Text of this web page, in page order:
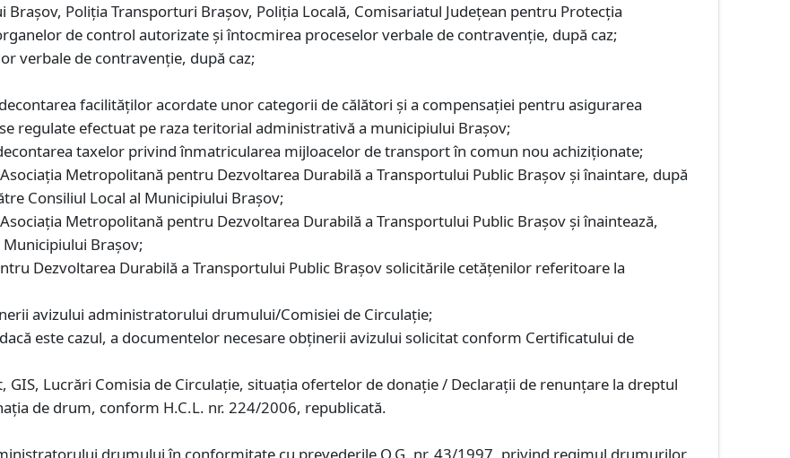
Poliţia Transporturi Braşov, Poliţia Locală, Comisariatul Judeţean pentru Protecţia
de control autorizate şi întocmirea proceselor verbale de contravenţie, după caz;
verbale de contravenţie, după caz;
facilităţilor acordate unor categorii de călători şi a compensaţiei pentru asigurarea
regulate efectuat pe raza teritorial administrativă a municipiului Braşov;
taxelor privind înmatricularea mijloacelor de transport în comun nou achiziţionate;
Metropolitană pentru Dezvoltarea Durabilă a Transportului Public Braşov şi înaintare, după
Consiliul Local al Municipiului Braşov;
Metropolitană pentru Dezvoltarea Durabilă a Transportului Public Braşov şi înaintează,
Braşov;
Dezvoltarea Durabilă a Transportului Public Braşov solicitările cetăţenilor referitoare la
avizului administratorului drumului/Comisiei de Circulaţie;
este cazul, a documentelor necesare obţinerii avizului solicitat conform Certificatului de
Lucrări Comisia de Circulaţie, situaţia ofertelor de donaţie / Declarații de renunțare la dreptul
de drum, conform H.C.L. nr. 224/2006, republicată.